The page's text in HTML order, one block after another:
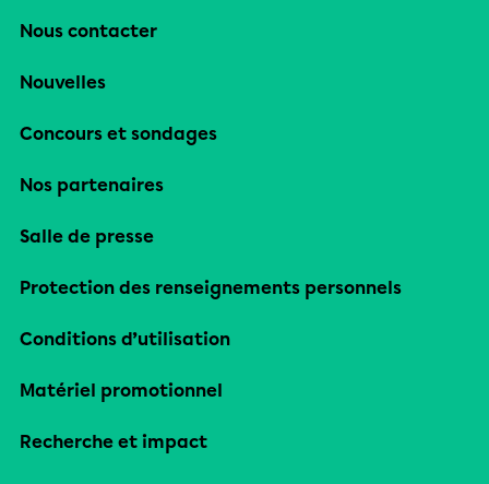
Nous contacter
Nouvelles
Concours et sondages
Nos partenaires
Salle de presse
Protection des renseignements personnels
Conditions d’utilisation
Matériel promotionnel
Recherche et impact